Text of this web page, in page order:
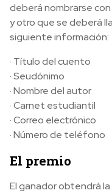
deberá nombrarse
y otro que se deberá
siguiente información:
· Título del cuento
· Seudónimo
· Nombre del autor
· Carnet estudiantil
· Correo electrónico
· Número de teléfono
El premio
El ganador obtendrá